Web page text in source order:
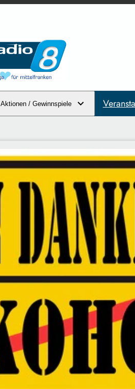
Aktionen / Gewinnspiele